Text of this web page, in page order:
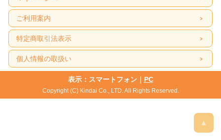
ご利用案内
特定商取引法表示
個人情報の取扱い
表示：スマートフォン｜ PC
Copyright (C) Kindai Co., LTD. All Rights Reserved.
▲